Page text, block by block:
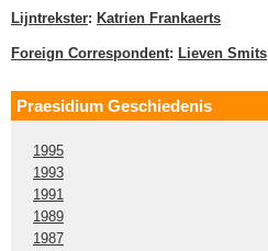
Lijntrekster: Katrien Frankaerts
Foreign Correspondent: Lieven Smits
Praesidium Geschiedenis
1995
1993
1991
1989
1987